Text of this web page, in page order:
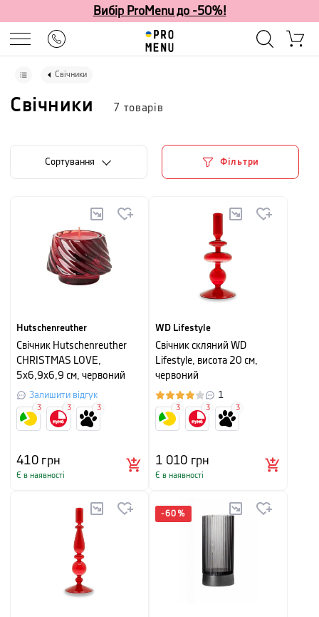
Вибір ProMenu до -50%!
Свічники
Свічники 7 товарів
Сортування Фільтри
Hutschenreuther
Свічник Hutschenreuther
CHRISTMAS LOVE,
5х6,9х6,9 см, червоний
Залишити відгук
410грн
Є в наявності
3 3 3
WD Lifestyle
Свічник скляний WD
Lifestyle, висота 20 см,
червоний
1
1 010 грн
Є в наявності
3 3 3
-60 %